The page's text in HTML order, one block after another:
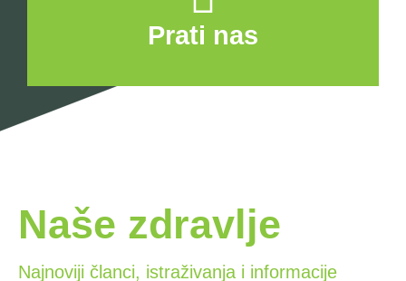
Prati nas
Naše zdravlje
Najnoviji članci, istraživanja i informacije